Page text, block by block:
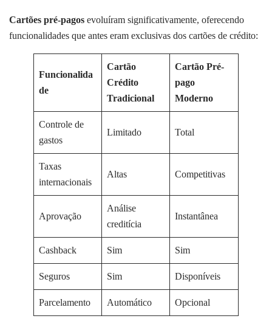
Cartões pré-pagos evoluíram significativamente, oferecendo
funcionalidades que antes eram exclusivas dos cartões de crédito:
Funcionalida
de
Cartão
Crédito
Tradicional
Cartão Pré-
pago
Moderno
Controle de
gastos
Limitado Total
Taxas
internacionais
Altas Competitivas
Aprovação
Análise
creditícia
Instantânea
Cashback Sim Sim
Seguros Sim Disponíveis
Parcelamento Automático Opcional